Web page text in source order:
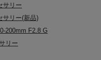
サリー
サリー(新品)
200mm F2.8 G
リー